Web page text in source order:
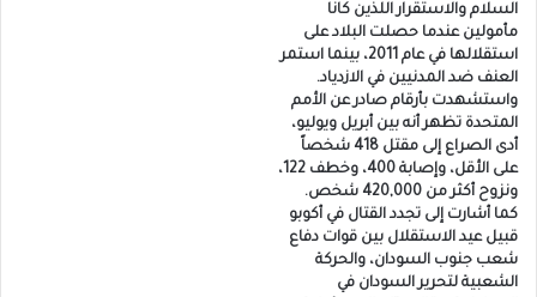
السلام والاستقرار اللذين كانا
مأمولين عندما حصلت البلاد على
استقلالها في عام 2011، بينما استمر
العنف ضد المدنيين في الازدياد.
واستشهدت بأرقام صادر عن الأمم
المتحدة تظهر أنه بين أبريل ويوليو،
أدى الصراع إلى مقتل 418 شخصاً
على الأقل، وإصابة 400، وخطف 122،
ونزوح أكثر من 420,000 شخص.
كما أشارت إلى تجدد القتال في أكوبو
قبيل عيد الاستقلال بين قوات دفاع
شعب جنوب السودان، والحركة
الشعبية لتحرير السودان في